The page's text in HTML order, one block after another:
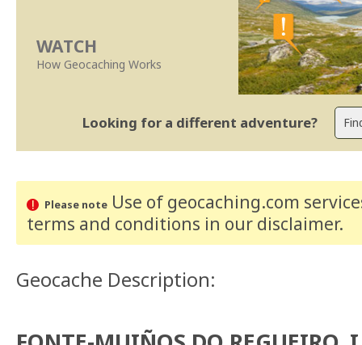
WATCH
How Geocaching Works
Looking for a different adventure?
Please noteUse of geocaching.com
terms and conditions in our disclaimer.
Geocache Description: